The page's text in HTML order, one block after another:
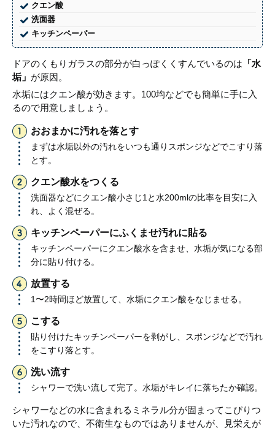
クエン酸
洗面器
キッチンペーパー
ドアのくもりガラスの部分が白っぽくくすんでいるのは 「水
垢」 が原因。
水垢にはクエン酸が効きます。100均などでも簡単に手に入
るので用意しましょう。
おおまかに汚れを落とす
まずは水垢以外の汚れをいつも通りスポンジなどでこすり落
とす。
クエン酸水をつくる
洗面器などにクエン酸小さじ1と水200mlの比率を目安に入
れ、よく混ぜる。
キッチンペーパーにふくませ汚れに貼る
キッチンペーパーにクエン酸水を含ませ、水垢が気になる部
分に貼り付ける。
放置する
1〜2時間ほど放置して、水垢にクエン酸をなじませる。
こする
貼り付けたキッチンペーパーを剥がし、スポンジなどで汚れ
をこすり落とす。
洗い流す
シャワーで洗い流して完了。水垢がキレイに落ちたか確認。
シャワーなどの水に含まれるミネラル分が固まってこびりつ
いた汚れなので、不衛生なものではありませんが、見栄えが